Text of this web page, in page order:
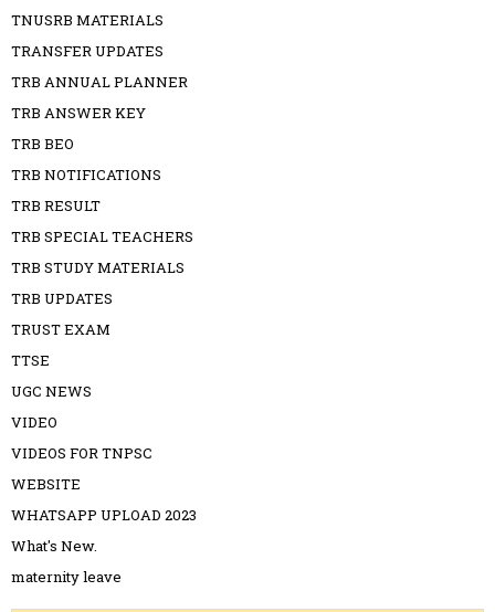
TNUSRB MATERIALS
TRANSFER UPDATES
TRB ANNUAL PLANNER
TRB ANSWER KEY
TRB BEO
TRB NOTIFICATIONS
TRB RESULT
TRB SPECIAL TEACHERS
TRB STUDY MATERIALS
TRB UPDATES
TRUST EXAM
TTSE
UGC NEWS
VIDEO
VIDEOS FOR TNPSC
WEBSITE
WHATSAPP UPLOAD 2023
What's New.
maternity leave